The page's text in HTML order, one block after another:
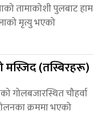
तामाकोशी पुलबाट हाम
मृत्यु भएको
(तस्बिरहरू)
गोलबजारस्थित चौहर्वा
क्रममा भएको